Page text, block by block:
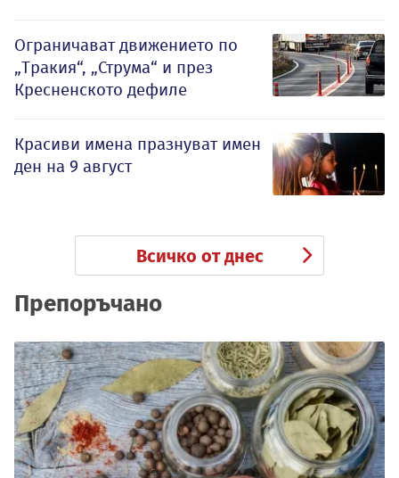
Ограничават движението по
„Тракия“, „Струма“ и през
Кресненското дефиле
Красиви имена празнуват имен
ден на 9 август
Всичко от днес
Препоръчано